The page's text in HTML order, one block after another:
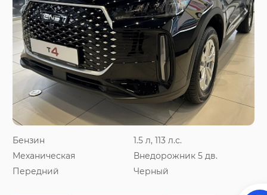
Бензин
1.5 л, 113 л.с.
Механическая
Внедорожник 5 дв.
Передний
Черный